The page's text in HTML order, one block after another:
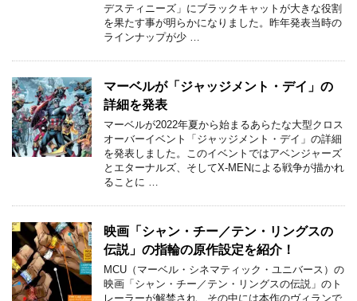
デスティニーズ」にブラックキャットが大きな役割
を果たす事が明らかになりました。昨年発表当時の
ラインナップが少 …
マーベルが「ジャッジメント・デイ」の
詳細を発表
マーベルが2022年夏から始まるあらたな大型クロス
オーバーイベント「ジャッジメント・デイ」の詳細
を発表しました。このイベントではアベンジャーズ
とエターナルズ、そしてX-MENによる戦争が描かれ
ることに …
映画「シャン・チー／テン・リングスの
伝説」の指輪の原作設定を紹介！
MCU（マーベル・シネマティック・ユニバース）の
映画「シャン・チー／テン・リングスの伝説」のト
レーラーが解禁され、その中には本作のヴィランで